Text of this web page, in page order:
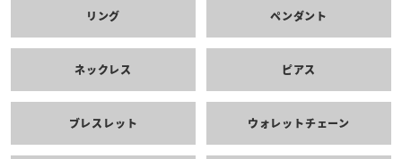
リング ペンダント
ネックレス ピアス
ブレスレット ウォレットチェーン